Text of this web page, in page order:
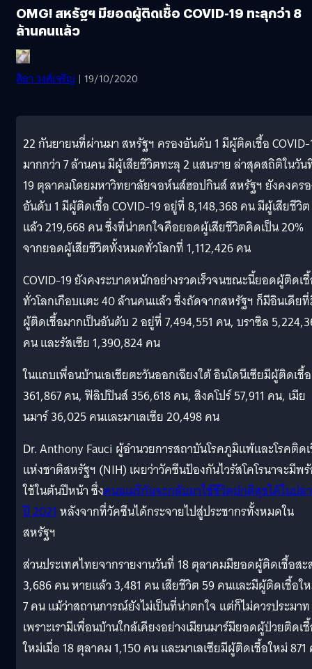
OMG! สหรัฐฯ มียอดผู้ติดเชื้อ COVID-19 ทะลุกว่า 8
ล้านคนแล้ว
ศิลา วงศ์เจริญ | 19/10/2020
22 กันยายนที่ผ่านมา สหรัฐฯ ครองอันดับ 1 มีผู้ติดเชื้อ COVID-
มากกว่า 7 ล้านคน มีผู้เสียชีวิตทะลุ 2 แสนราย ล่าสุดสถิติในวัน
19 ตุลาคมโดยมหาวิทยาลัยจอห์นส์ฮอปกินส์ สหรัฐฯ ยังคงคร
อันดับ 1 มีผู้ติดเชื้อ COVID-19 อยู่ที่ 8,148,368 คน มีผู้เสียชีวิต
แล้ว 219,668 คน ซึ่งที่น่าตกใจคือยอดผู้เสียชีวิตคิดเป็น 20%
จากยอดผู้เสียชีวิตทั้งหมดทั่วโลกที่ 1,112,426 คน
COVID-19 ยังคงระบาดหนักอย่างรวดเร็วจนขณะนี้ยอดผู้ติดเ
ทั่วโลกเกือบแตะ 40 ล้านคนแล้ว ซึ่งถัดจากสหรัฐฯ ก็มีอินเดีย
ผู้ติดเชื้อมากเป็นอันดับ 2 อยู่ที่ 7,494,551 คน, บราซิล
คน และรัสเซีย 1,390,824 คน
ในแถบเพื่อนบ้านเอเชียตะวันออกเฉียงใต้ อินโดนีเซียมีผู้ติดเชื้อ
361,867 คน, ฟิลิปปินส์ 356,618 คน, สิงคโปร์ 57,911 คน, เมีย
นมาร์ 36,025 คนและมาเลเซีย 20,498 คน
Dr. Anthony Fauci ผู้อำนวยการสถาบันโรคภูมิแพ้และโรคติด
แห่งชาติสหรัฐฯ (NIH) เผยว่าวัคซีนป้องกันไวรัสโคโรนาจะมีพ
ใช้ในต้นปีหน้า ซึ่งคนอเมริกันจะกลับมาใช้ชีวิตปกติสุขได้ในปล
ปี 2021หลังจากที่วัคซีนได้กระจายไปสู่ประชากรทั้งหมดใน
สหรัฐฯ
ส่วนประเทศไทยจากรายงานวันที่ 18 ตุลาคมมียอดผู้ติดเชื้อส
3,686 คน หายแล้ว 3,481 คน เสียชีวิต 59 คนและมีผู้ติดเชื้อใ
7 คน แม้ว่าสถานการณ์ยังไม่เป็นที่น่าตกใจ แต่ก็ไม่ควรประมาท
เพราะเรามีเพื่อนบ้านใกล้เคียงอย่างเมียนมาร์มียอดผู้ป่วยติดเ
ใหม่เมื่อ 18 ตุลาคม 1,150 คน และมาเลเซียมีผู้ติดเชื้อใหม่ 871